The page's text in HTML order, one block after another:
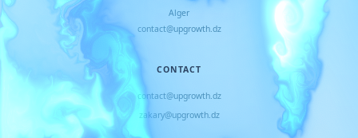
Alger
contact@upgrowth.dz
CONTACT
contact@upgrowth.dz
zakary@upgrowth.dz